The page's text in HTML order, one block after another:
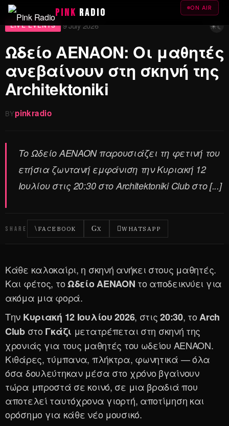
PINK RADIO ON AIR
LIVE EVENTS ·9 July 2026 ☀☾
Ωδείο AENAON: Οι μαθητές
ανεβαίνουν στη σκηνή της
Architektoniki
BYpinkradio
Το Ωδείο AENAON παρουσιάζει τη φετινή του
ετήσια ζωντανή εμφάνιση την Κυριακή 12
Ιουλίου στις 20:30 στο Architektoniki Club στο [...]
SHARE FACEBOOK X WHATSAPP
Κάθε καλοκαίρι, η σκηνή ανήκει στους μαθητές.
Και φέτος, τοΩδείο AENAON το αποδεικνύει για
ακόμα μια φορά.
Την Κυριακή 12 Ιουλίου 2026, στις20:30, τοArch
Clubστο Γκάζι μετατρέπεται στη σκηνή της
χρονιάς για τους μαθητές του ωδείου AENAON.
Κιθάρες, τύμπανα, πλήκτρα, φωνητικά — όλα
όσα δουλεύτηκαν μέσα στο χρόνο βγαίνουν
τώρα μπροστά σε κοινό, σε μια βραδιά που
αποτελεί ταυτόχρονα γιορτή, αποτίμηση και
ορόσημο για κάθε νέο μουσικό.